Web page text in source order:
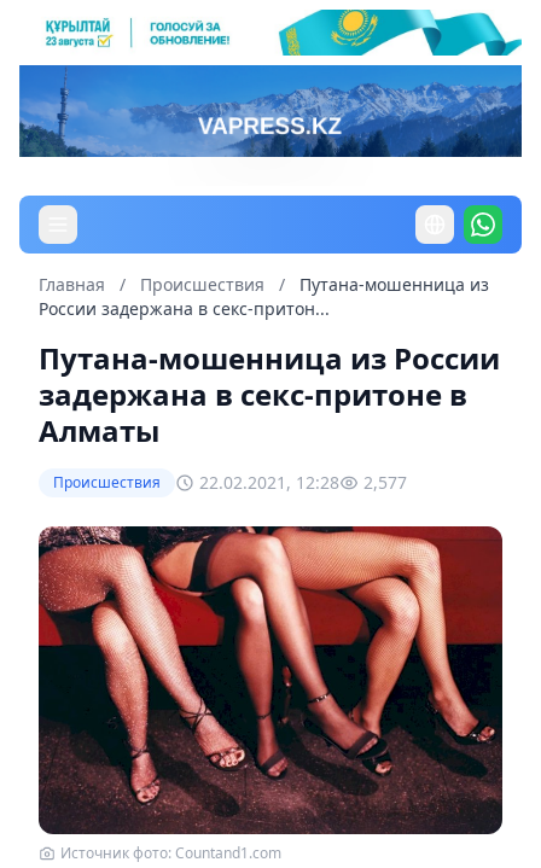
Главная / Происшествия /
Путана-мошенница из
России задержана в секс-притон...
Путана-мошенница из России
задержана в секс-притоне в
Алматы
Происшествия 22.02.2021, 12:28 2,577
Источник фото: Countand1.com